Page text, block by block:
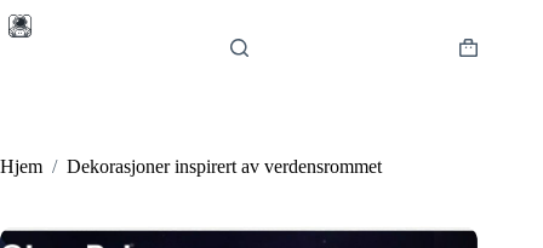
til
Hjem / Dekorasjoner inspirert av verdensrommet